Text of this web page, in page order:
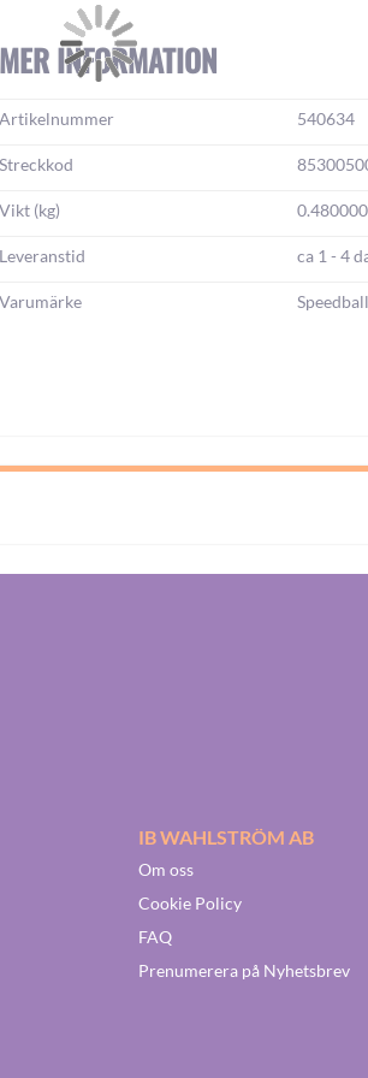
MER INFORMATION
Mer
Artikelnummer 540634
Streckkod
Vikt (kg) 0.480000
Leveranstid ca 1 - 4
Varumärke Speedball
IB WAHLSTRÖM AB
Om oss
Cookie Policy
FAQ
Prenumerera på Nyhetsbrev